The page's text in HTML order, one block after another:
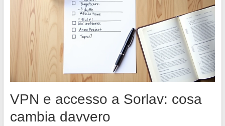
VPN e accesso a Sorlav: cosa
cambia davvero